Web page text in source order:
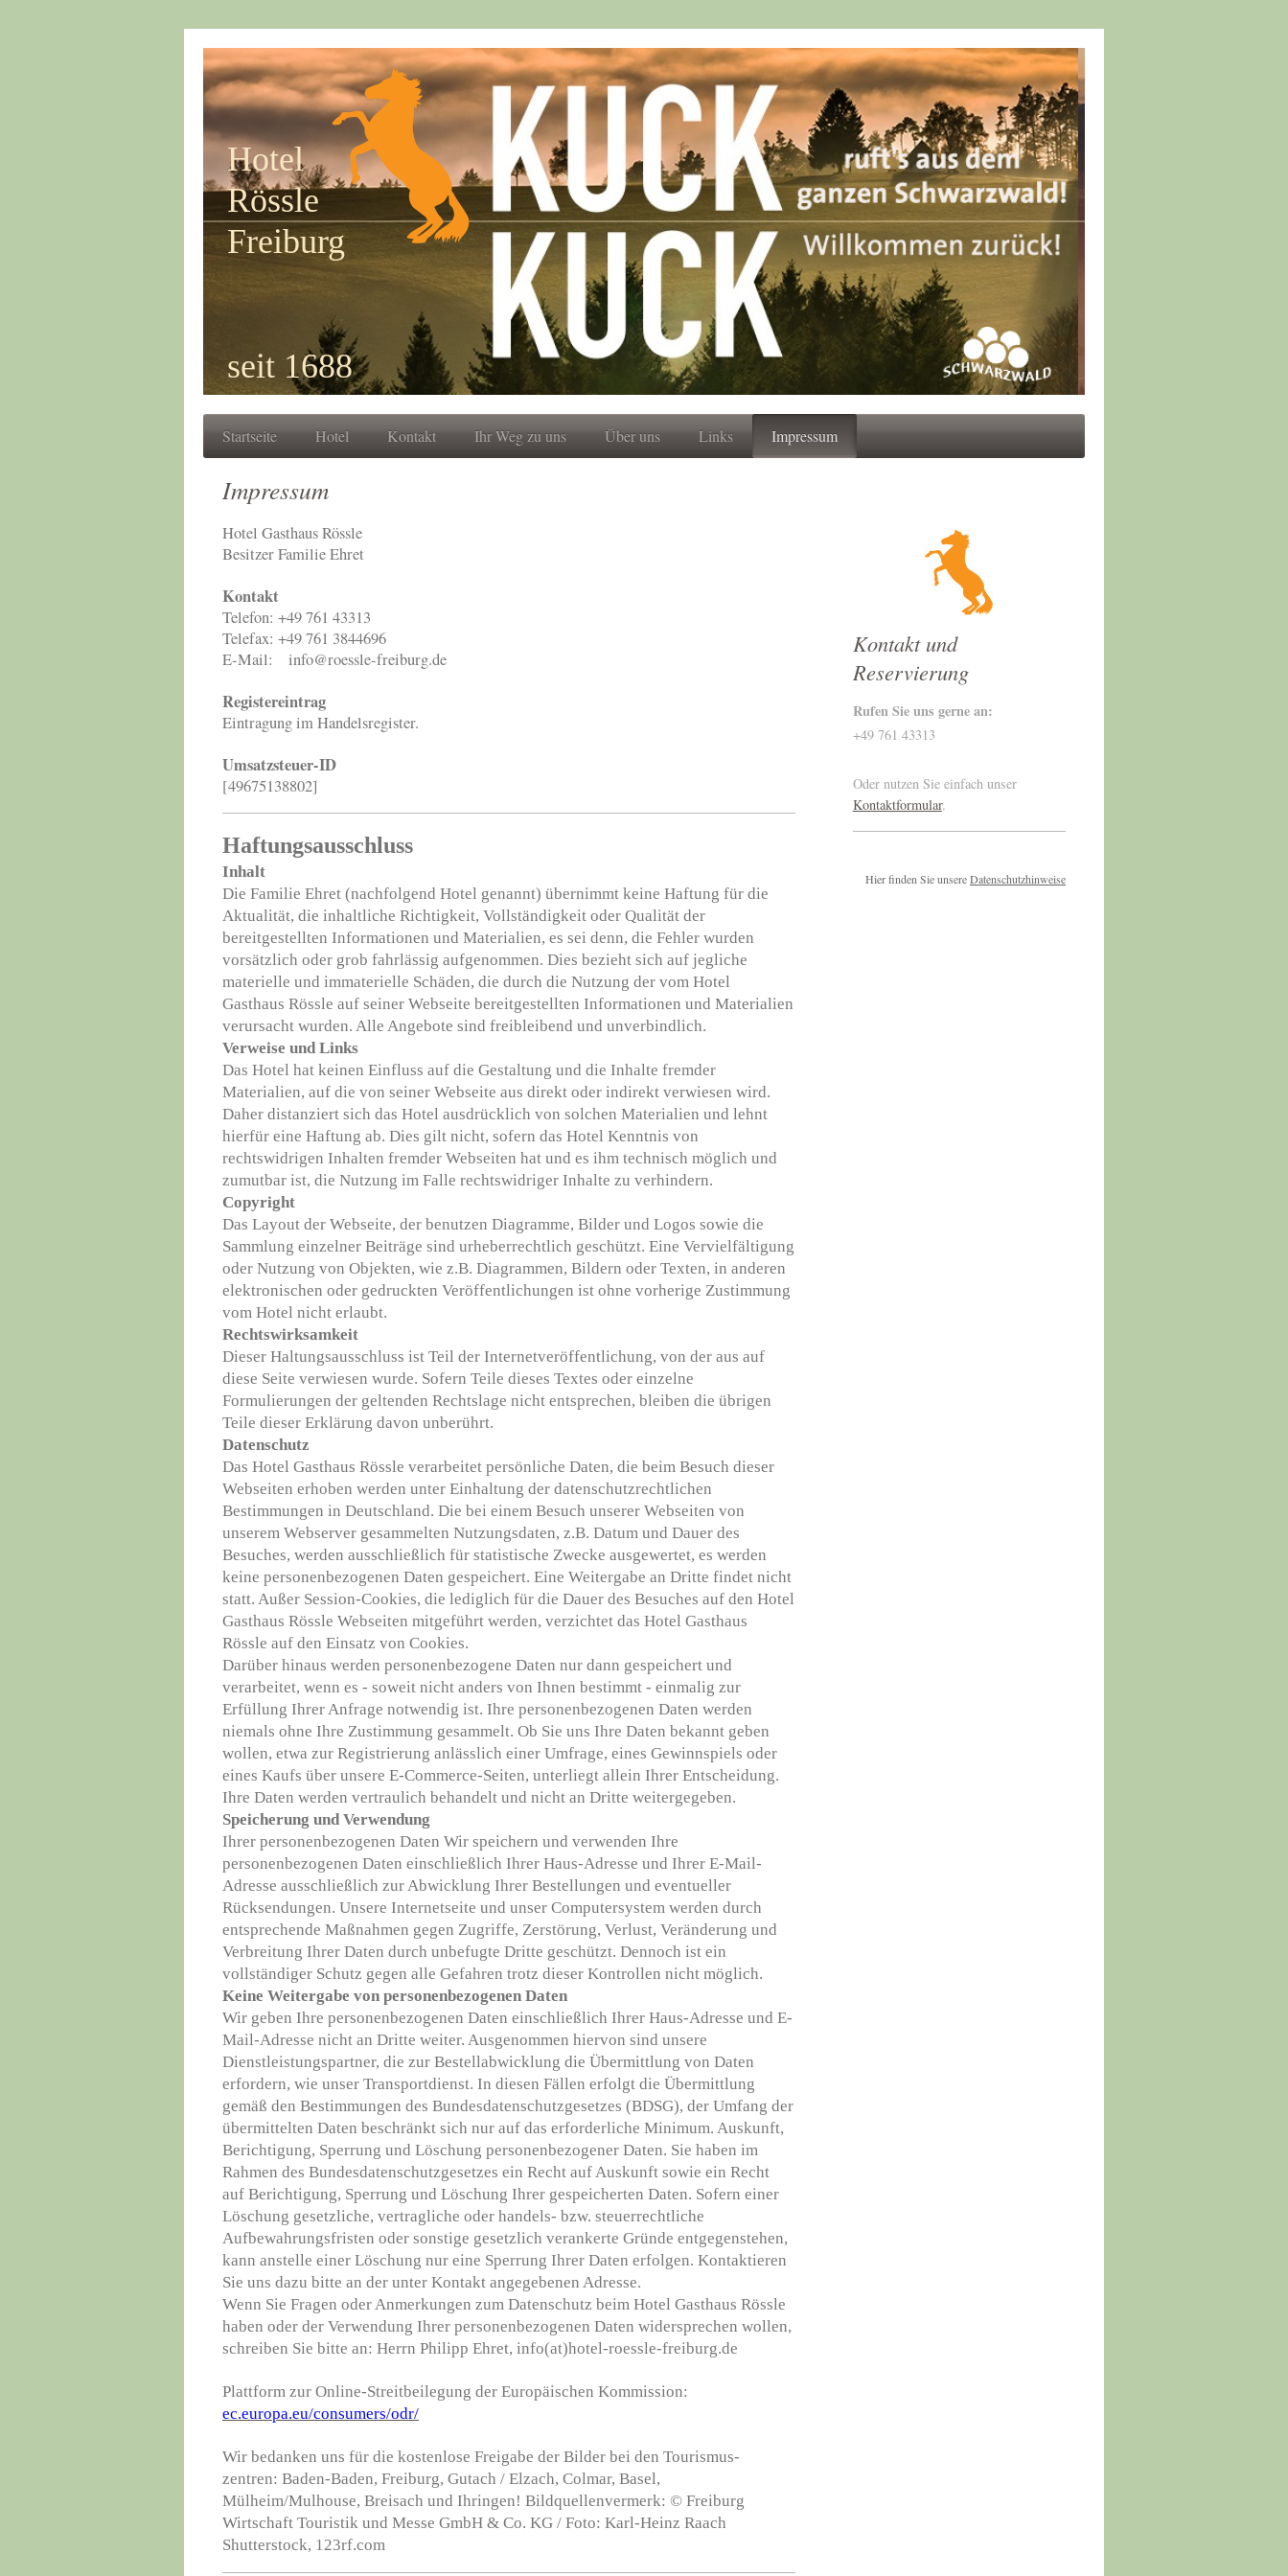
Hotel
Rössle
Freiburg
seit 1688
Startseite Hotel Kontakt Ihr Weg zu uns Über uns Links Impressum
Impressum
Hotel Gasthaus Rössle
Besitzer Familie Ehret
Kontakt
Telefon: +49 761 43313
Telefax: +49 761 3844696
E-Mail: info@roessle-freiburg.de
Registereintrag
Eintragung im Handelsregister.
Umsatzsteuer-ID
[49675138802]
Haftungsausschluss
Inhalt
Die Familie Ehret (nachfolgend Hotel genannt) übernimmt keine Haftung für die
Aktualität, die inhaltliche Richtigkeit, Vollständigkeit oder Qualität der
bereitgestellten Informationen und Materialien, es sei denn, die Fehler wurden
vorsätzlich oder grob fahrlässig aufgenommen. Dies bezieht sich auf jegliche
materielle und immaterielle Schäden, die durch die Nutzung der vom Hotel
Gasthaus Rössle auf seiner Webseite bereitgestellten Informationen und Materialien
verursacht wurden. Alle Angebote sind freibleibend und unverbindlich.
Verweise und Links
Das Hotel hat keinen Einfluss auf die Gestaltung und die Inhalte fremder
Materialien, auf die von seiner Webseite aus direkt oder indirekt verwiesen wird.
Daher distanziert sich das Hotel ausdrücklich von solchen Materialien und lehnt
hierfür eine Haftung ab. Dies gilt nicht, sofern das Hotel Kenntnis von
rechtswidrigen Inhalten fremder Webseiten hat und es ihm technisch möglich und
zumutbar ist, die Nutzung im Falle rechtswidriger Inhalte zu verhindern.
Copyright
Das Layout der Webseite, der benutzen Diagramme, Bilder und Logos sowie die
Sammlung einzelner Beiträge sind urheberrechtlich geschützt. Eine Vervielfältigung
oder Nutzung von Objekten, wie z.B. Diagrammen, Bildern oder Texten, in anderen
elektronischen oder gedruckten Veröffentlichungen ist ohne vorherige Zustimmung
vom Hotel nicht erlaubt.
Rechtswirksamkeit
Dieser Haltungsausschluss ist Teil der Internetveröffentlichung, von der aus auf
diese Seite verwiesen wurde. Sofern Teile dieses Textes oder einzelne
Formulierungen der geltenden Rechtslage nicht entsprechen, bleiben die übrigen
Teile dieser Erklärung davon unberührt.
Datenschutz
Das Hotel Gasthaus Rössle verarbeitet persönliche Daten, die beim Besuch dieser
Webseiten erhoben werden unter Einhaltung der datenschutzrechtlichen
Bestimmungen in Deutschland. Die bei einem Besuch unserer Webseiten von
unserem Webserver gesammelten Nutzungsdaten, z.B. Datum und Dauer des
Besuches, werden ausschließlich für statistische Zwecke ausgewertet, es werden
keine personenbezogenen Daten gespeichert. Eine Weitergabe an Dritte findet nicht
statt. Außer Session-Cookies, die lediglich für die Dauer des Besuches auf den Hotel
Gasthaus Rössle Webseiten mitgeführt werden, verzichtet das Hotel Gasthaus
Rössle auf den Einsatz von Cookies.
Darüber hinaus werden personenbezogene Daten nur dann gespeichert und
verarbeitet, wenn es - soweit nicht anders von Ihnen bestimmt - einmalig zur
Erfüllung Ihrer Anfrage notwendig ist. Ihre personenbezogenen Daten werden
niemals ohne Ihre Zustimmung gesammelt. Ob Sie uns Ihre Daten bekannt geben
wollen, etwa zur Registrierung anlässlich einer Umfrage, eines Gewinnspiels oder
eines Kaufs über unsere E-Commerce-Seiten, unterliegt allein Ihrer Entscheidung.
Ihre Daten werden vertraulich behandelt und nicht an Dritte weitergegeben.
Speicherung und Verwendung
Ihrer personenbezogenen Daten Wir speichern und verwenden Ihre
personenbezogenen Daten einschließlich Ihrer Haus-Adresse und Ihrer E-Mail-
Adresse ausschließlich zur Abwicklung Ihrer Bestellungen und eventueller
Rücksendungen. Unsere Internetseite und unser Computersystem werden durch
entsprechende Maßnahmen gegen Zugriffe, Zerstörung, Verlust, Veränderung und
Verbreitung Ihrer Daten durch unbefugte Dritte geschützt. Dennoch ist ein
vollständiger Schutz gegen alle Gefahren trotz dieser Kontrollen nicht möglich.
Keine Weitergabe von personenbezogenen Daten
Wir geben Ihre personenbezogenen Daten einschließlich Ihrer Haus-Adresse und E-
Mail-Adresse nicht an Dritte weiter. Ausgenommen hiervon sind unsere
Dienstleistungspartner, die zur Bestellabwicklung die Übermittlung von Daten
erfordern, wie unser Transportdienst. In diesen Fällen erfolgt die Übermittlung
gemäß den Bestimmungen des Bundesdatenschutzgesetzes (BDSG), der Umfang der
übermittelten Daten beschränkt sich nur auf das erforderliche Minimum. Auskunft,
Berichtigung, Sperrung und Löschung personenbezogener Daten. Sie haben im
Rahmen des Bundesdatenschutzgesetzes ein Recht auf Auskunft sowie ein Recht
auf Berichtigung, Sperrung und Löschung Ihrer gespeicherten Daten. Sofern einer
Löschung gesetzliche, vertragliche oder handels- bzw. steuerrechtliche
Aufbewahrungsfristen oder sonstige gesetzlich verankerte Gründe entgegenstehen,
kann anstelle einer Löschung nur eine Sperrung Ihrer Daten erfolgen. Kontaktieren
Sie uns dazu bitte an der unter Kontakt angegebenen Adresse.
Wenn Sie Fragen oder Anmerkungen zum Datenschutz beim Hotel Gasthaus Rössle
haben oder der Verwendung Ihrer personenbezogenen Daten widersprechen wollen,
schreiben Sie bitte an: Herrn Philipp Ehret, info(at)hotel-roessle-freiburg.de
Plattform zur Online-Streitbeilegung der Europäischen Kommission:
ec.europa.eu/consumers/odr/
Wir bedanken uns für die kostenlose Freigabe der Bilder bei den Tourismus-
zentren: Baden-Baden, Freiburg, Gutach / Elzach, Colmar, Basel,
Mülheim/Mulhouse, Breisach und Ihringen! Bildquellenvermerk: © Freiburg
Wirtschaft Touristik und Messe GmbH & Co. KG / Foto: Karl-Heinz Raach
Shutterstock, 123rf.com
Kontakt und
Reservierung
Rufen Sie uns gerne an:
+49 761 43313
Oder nutzen Sie einfach unser
Kontaktformular.
Hier finden Sie unsereDatenschutzhinweise